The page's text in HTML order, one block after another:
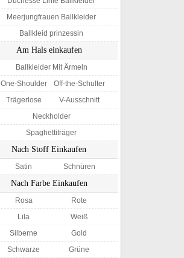
Meerjungfrauen Ballkleider
Ballkleid prinzessin
Am Hals einkaufen
Ballkleider Mit Ärmeln
One-Shoulder
Off-the-Schulter
Trägerlose
V-Ausschnitt
Neckholder
Spaghettiträger
Nach Stoff Einkaufen
Satin Schnüren
Nach Farbe Einkaufen
Rosa
Rote
Lila
Weiß
Silberne
Gold
Schwarze
Grüne